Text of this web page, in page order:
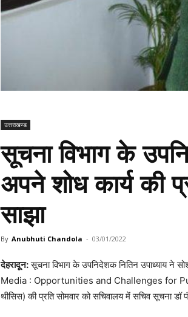
उत्तराखण्ड
सूचना विभाग के
अपने शोध कार्य की
साझा
By Anubhuti Chandola - 03/01/2022
देहरादून:सूचना विभाग के उपनिदेशक नितिन उपाध्याय ने
Media : Opportunities and Challenges for
थीसिस) की प्रति सोमवार को सचिवालय में सचिव सूचना